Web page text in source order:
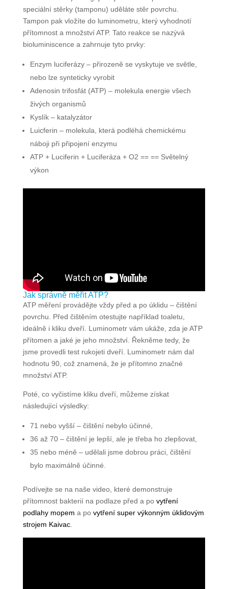
speciální stěrky (tamponu) uděláte stěr povrchu.
Tampon pak vložíte do luminometru, který vyhodnotí
přítomnost a množství ATP. Tato reakce se nazývá
bioluminiscence a zahrnuje tyto prvky:
Enzym luciferázy – přirozeně se vyskytuje ve světle,
nebo lze synteticky vyrobit
Adenosin trifosfát (ATP) – molekula energie všech
živých organismů
Kyslík – katalyzátor
Luicferin – molekula, která podléhá chemickému
náboji při připojení enzymu
ATP + Luciferin + Luciferáza + O2 == == Světelný
výkon
Jak správně měřit ATP?
ATP měření provádějte vždy před a po úklidu – čištění
povrchu. Před čištěním otestujte například toaletu,
ideálně i kliku dveří. Luminometr vám ukáže, zda je ATP
přítomen a jaké je jeho množství. Řekněme tedy, že
jsme provedli test rukojeti dveří. Luminometr nám dal
hodnotu 90, což znamená, že je přítomno značné
množství ATP.
Poté, co vyčistíme kliku dveří, můžeme získat
následující výsledky:
71 nebo vyšší – čištění nebylo účinné,
36 až 70 – čištění je lepší, ale je třeba ho zlepšovat,
35 nebo méně – udělali jsme dobrou práci, čištění
bylo maximálně účinné.
Podívejte se na naše video, které demonstruje
přítomnost bakterií na podlaze před a po vytření
podlahy mopem a po vytření super výkonným úklidovým
strojem Kaivac.